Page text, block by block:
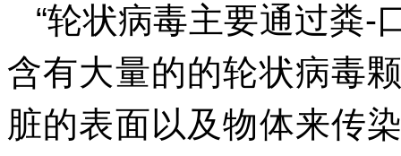
“轮状病毒主要通过粪-
含有大量的的轮状病毒
脏的表面以及物体来传